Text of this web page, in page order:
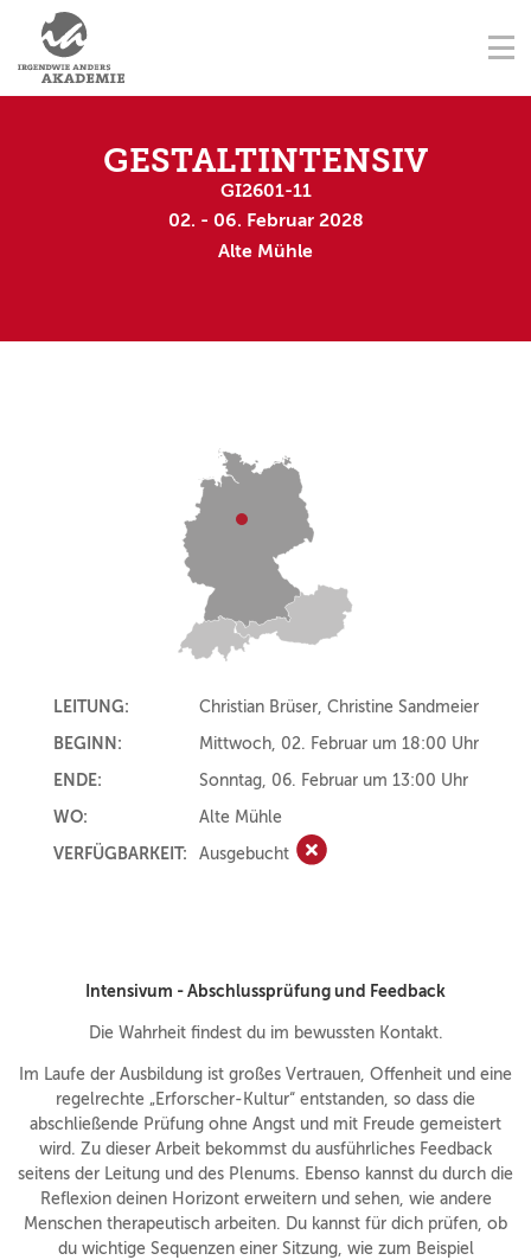
NAVIGATION ÜBERSPRINGEN
STARTSEITE
FORTBILDUNGEN
AUSBILDER
GESTALTINTENSIV
GI2601-11
02. - 06. Februar 2028
Alte Mühle
LEITUNG:
Christian Brüser, Christine Sandmeier
BEGINN:
Mittwoch, 02. Februar um 18:00 Uhr
ENDE:
Sonntag, 06. Februar um 13:00 Uhr
WO:
Alte Mühle
VERFÜGBARKEIT:
Ausgebucht Ausgebucht
Intensivum - Abschlussprüfung und Feedback
Die Wahrheit findest du im bewussten Kontakt.
Im Laufe der Ausbildung ist großes Vertrauen, Offenheit und eine
regelrechte „Erforscher-Kultur“ entstanden, so dass die
abschließende Prüfung ohne Angst und mit Freude gemeistert
wird. Zu dieser Arbeit bekommst du ausführliches Feedback
seitens der Leitung und des Plenums. Ebenso kannst du durch die
Reflexion deinen Horizont erweitern und sehen, wie andere
Menschen therapeutisch arbeiten. Du kannst für dich prüfen, ob
du wichtige Sequenzen einer Sitzung, wie zum Beispiel